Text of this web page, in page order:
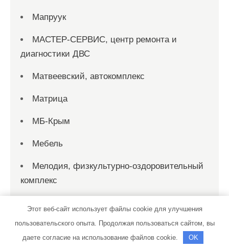
Мапруук
МАСТЕР-СЕРВИС, центр ремонта и
диагностики ДВС
Матвеевский, автокомплекс
Матрица
МБ-Крым
Мебель
Мелодия, физкультурно-оздоровительный
комплекс
Мир дверей, склад
Этот веб-сайт использует файлы cookie для улучшения
пользовательского опыта. Продолжая пользоваться сайтом, вы
даете согласие на использование файлов cookie.
OK